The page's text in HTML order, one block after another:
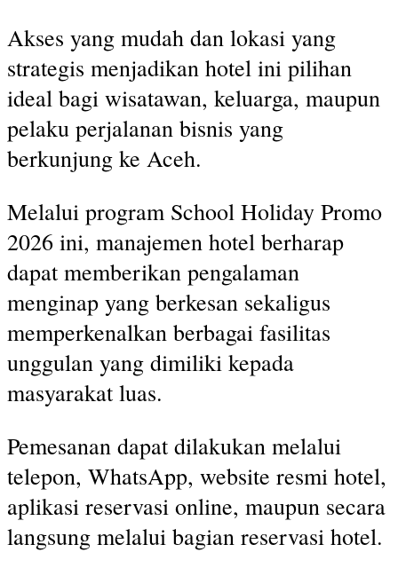
Akses yang mudah dan lokasi yang
strategis menjadikan hotel ini pilihan
ideal bagi wisatawan, keluarga, maupun
pelaku perjalanan bisnis yang
berkunjung ke Aceh.
Melalui program School Holiday Promo
2026 ini, manajemen hotel berharap
dapat memberikan pengalaman
menginap yang berkesan sekaligus
memperkenalkan berbagai fasilitas
unggulan yang dimiliki kepada
masyarakat luas.
Pemesanan dapat dilakukan melalui
telepon, WhatsApp, website resmi hotel,
aplikasi reservasi online, maupun secara
langsung melalui bagian reservasi hotel.